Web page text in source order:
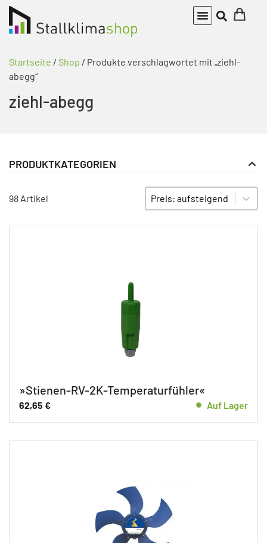
Startseite / Shop / Produkte verschlagwortet mit „ziehl-
abegg“
ziehl-abegg
PRODUKTKATEGORIEN
Stalllüfter und Stallventilatoren
98 Artikel SORTIEREN
Sort content
»Stienen-RV-2K-Temperaturfühler«
62,65 € Auf Lager